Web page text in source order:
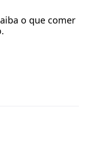
o que comer